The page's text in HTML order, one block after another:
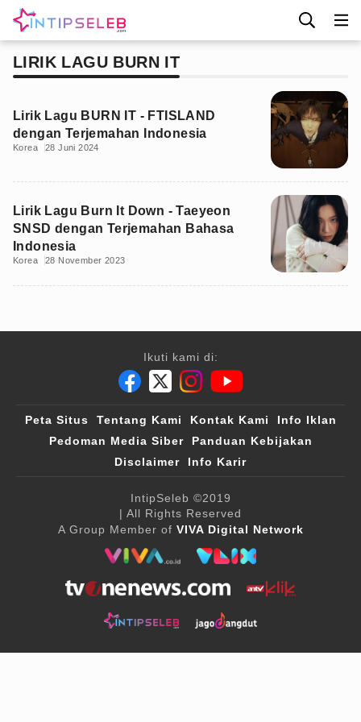
LIRIK LAGU BURN IT
Lirik Lagu BURN IT - FTISLAND
dengan Terjemahan Indonesia
Korea 28 Juni 2024
Lirik Lagu Burn It Down - Taeyeon
SNSD dengan Terjemahan Bahasa
Indonesia
Korea 28 November 2023
Ikuti kami di:
Peta Situs Tentang Kami Kontak Kami
Info Iklan
Pedoman Media Siber
Panduan Kebijakan
Disclaimer
Info Karir
IntipSeleb ©2019
| All Rights Reserved
A Group Member of VIVA Digital Network